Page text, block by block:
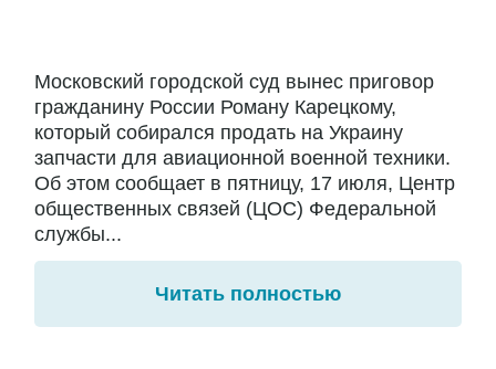
Московский городской суд вынес приговор
гражданину России Роману Карецкому,
который собирался продать на Украину
запчасти для авиационной военной техники.
Об этом сообщает в пятницу, 17 июля, Центр
общественных связей (ЦОС) Федеральной
службы...
Читать полностью